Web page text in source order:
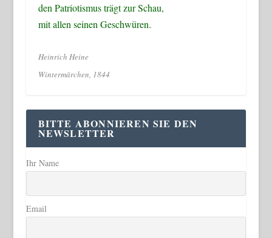
den Patriotismus trägt zur Schau,
mit allen seinen Geschwüren.
Heinrich Heine
Wintermärchen, 1844
BITTE ABONNIEREN SIE DEN
NEWSLETTER
Ihr Name
Email